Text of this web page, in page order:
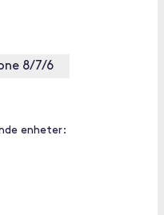
8/7/6
enheter: